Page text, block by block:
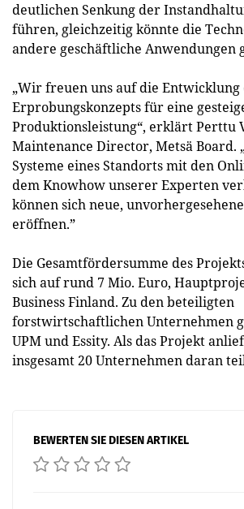
deutlichen Senkung der
führen, gleichzeitig könnte die
andere geschäftliche Anwendungen
„Wir freuen uns auf die Entwicklung
Erprobungskonzepts für eine
Produktionsleistung“, erklärt Perttu
Maintenance Director, Metsä Board.
Systeme eines Standorts mit den
dem Knowhow unserer Experten
können sich neue,
eröffnen.”
Die Gesamtfördersumme des
sich auf rund 7 Mio. Euro,
Business Finland. Zu den beteiligten
forstwirtschaftlichen Unternehmen
UPM und Essity. Als das Projekt
insgesamt 20 Unternehmen daran
BEWERTEN SIE DIESEN ARTIKEL